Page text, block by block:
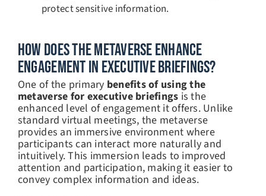
protect sensitive information.
How Does The Metaverse Enhance
Engagement In Executive Briefings?
One of the primary benefits of using the
metaverse for executive briefings is the
enhanced level of engagement it offers. Unlike
standard virtual meetings, the metaverse
provides an immersive environment where
participants can interact more naturally and
intuitively. This immersion leads to improved
attention and participation, making it easier to
convey complex information and ideas.